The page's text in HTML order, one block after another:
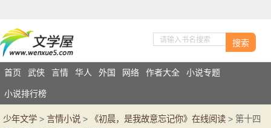
搜索
首页 武侠 言情 华人 外国 网络 作者大全 小说专题
小说排行榜
少年文学 > 言情小说 > 《初晨，是我故意忘记你》在线阅读 > 第十四